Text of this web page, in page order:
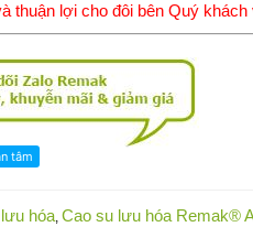
thuận lợi cho đôi bên Quý khách
hóa, Cao su lưu hóa Remak®